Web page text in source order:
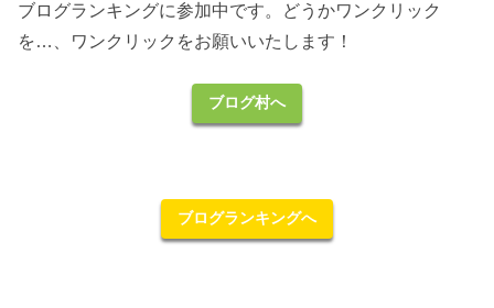
ブログランキングに参加中です。どうかワンクリック
を…、ワンクリックをお願いいたします！
ブログ村へ
ブログランキングへ